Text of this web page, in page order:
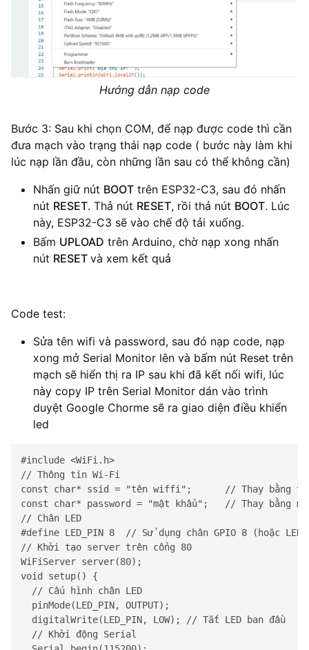
Hướng dẫn nạp code
Bước 3: Sau khi chọn COM, để nạp được code thì cần
đưa mạch vào trạng thái nạp code ( bước này làm khi
lúc nạp lần đầu, còn những lần sau có thể không cần)
Nhấn giữ nút BOOT trên ESP32-C3, sau đó nhấn
nút RESET. Thả nút RESET, rồi thả nút BOOT. Lúc
này, ESP32-C3 sẽ vào chế độ tải xuống.
Bấm UPLOAD trên Arduino, chờ nạp xong nhấn
nút RESET và xem kết quả
Code test:
Sửa tên wifi và password, sau đó nạp code, nạp
xong mở Serial Monitor lên và bấm nút Reset trên
mạch sẽ hiển thị ra IP sau khi đã kết nối wifi, lúc
này copy IP trên Serial Monitor dán vào trình
duyệt Google Chorme sẽ ra giao diện điều khiển
led
#include <WiFi.h>
// Thông tin Wi-Fi
const char* ssid = "tên wiffi";      // Thay bằng tên
const char* password = "mật khẩu";   // Thay bằng
// Chân LED
#define LED_PIN 8  // Sử dụng chân GPIO 8 (hoặc
// Khởi tạo server trên cổng 80
WiFiServer server(80);
void setup() {
  // Cấu hình chân LED
  pinMode(LED_PIN, OUTPUT);
  digitalWrite(LED_PIN, LOW); // Tắt LED ban đầu
  // Khởi động Serial